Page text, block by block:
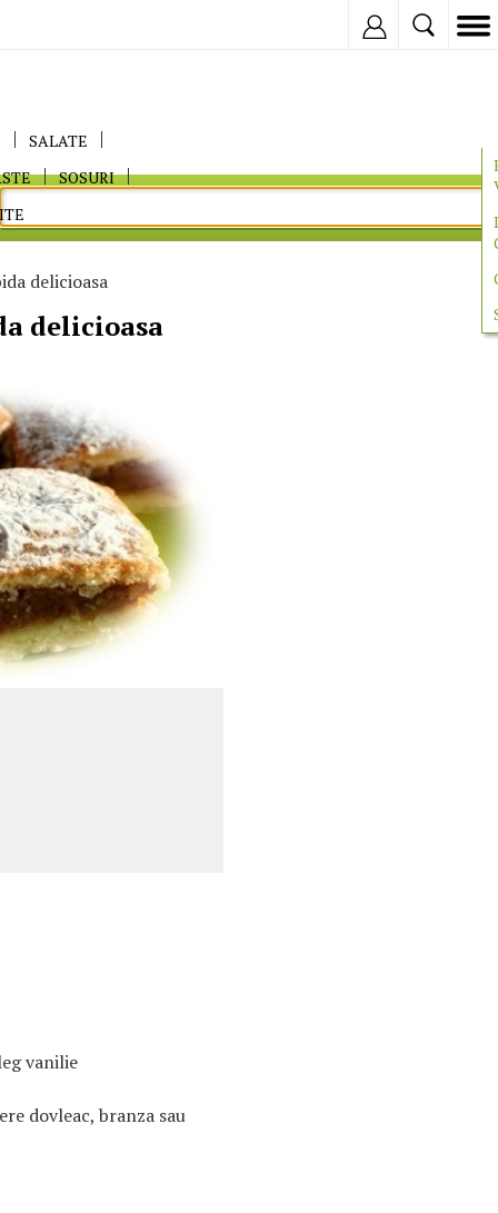
SALATE
SOSURI
delicioasa
delicioasa
vanilie
dovleac, branza sau